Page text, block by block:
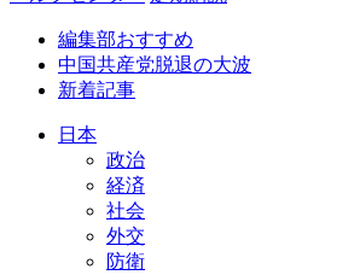
編集部おすすめ
中国共産党脱退の大波
新着記事
日本
政治
経済
社会
外交
防衛